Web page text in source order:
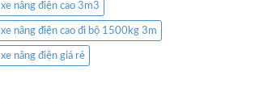
xe nâng điện cao 3m3
xe nâng điện cao đi bộ 1500kg 3m
xe nâng điện giá rẻ